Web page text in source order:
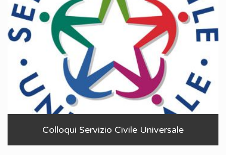
Colloqui Servizio Civile Universale